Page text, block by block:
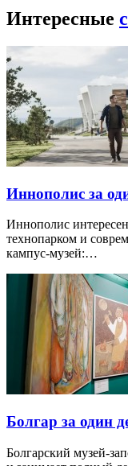
Интересные
Иннополис за
Иннополис
технопарком и
кампус-музей:…
Болгар за один
Болгарский музей-